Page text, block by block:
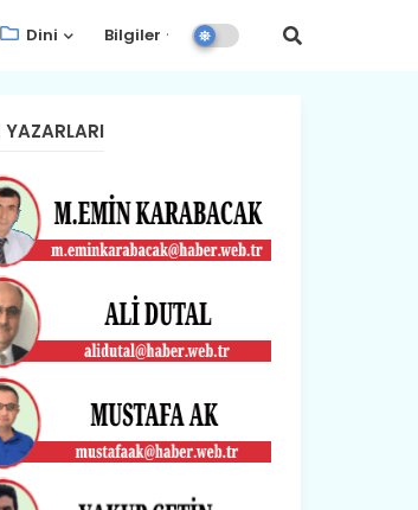
Dini Bilgiler
YAZARLARI